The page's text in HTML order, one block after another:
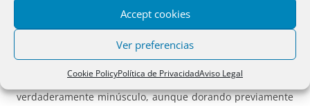
Accept cookies
Ver preferencias
Cookie PolicyPolítica de PrivacidadAviso Legal
3.- Como lo anterior supone dejar reducida a nada la
eficacia de la reforma, la DGRN, consciente de ello,
encuentra un valor o efecto práctico a la reforma
verdaderamente minúsculo, aunque dorando previamente